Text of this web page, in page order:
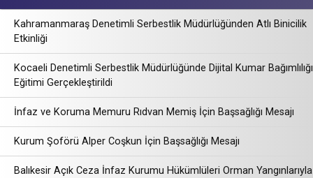
Kahramanmaraş Denetimli Serbestlik Müdürlüğünden Atlı Binicilik
Etkinliği
Kocaeli Denetimli Serbestlik Müdürlüğünde Dijital Kumar Bağımlılığı
Eğitimi Gerçekleştirildi
İnfaz ve Koruma Memuru Rıdvan Memiş İçin Başsağlığı Mesajı
Kurum Şoförü Alper Coşkun İçin Başsağlığı Mesajı
Balıkesir Açık Ceza İnfaz Kurumu Hükümlüleri Orman Yangınlarıyla